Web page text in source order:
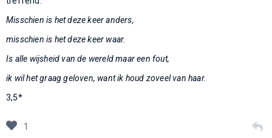
Misschien is het deze keer anders,
misschien is het deze keer waar.
Is alle wijsheid van de wereld maar een fout,
ik wil het graag geloven, want ik houd zoveel van haar.
3,5*
1